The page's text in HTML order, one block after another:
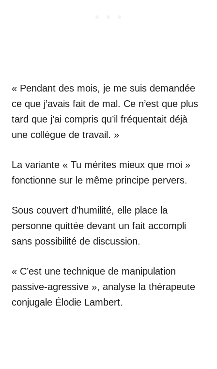
« Pendant des mois, je me suis demandée
ce que j’avais fait de mal. Ce n’est que plus
tard que j’ai compris qu’il fréquentait déjà
une collègue de travail. »
La variante « Tu mérites mieux que moi »
fonctionne sur le même principe pervers.
Sous couvert d’humilité, elle place la
personne quittée devant un fait accompli
sans possibilité de discussion.
« C’est une technique de manipulation
passive-agressive », analyse la thérapeute
conjugale Élodie Lambert.